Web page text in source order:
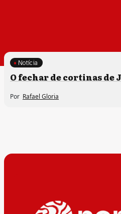
Notícia
O fechar de cortinas de
Por Rafael Gloria